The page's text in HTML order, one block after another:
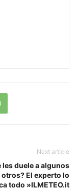
Next article
les duele a algunos
otros? El experto lo
todo »ILMETEO.it